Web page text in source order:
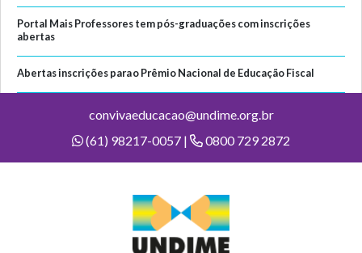
Portal Mais Professores tem pós-graduações com inscrições
abertas
Abertas inscrições para o Prêmio Nacional de Educação Fiscal
convivaeducacao@undime.org.br
(61) 98217-0057 |
0800 729 2872